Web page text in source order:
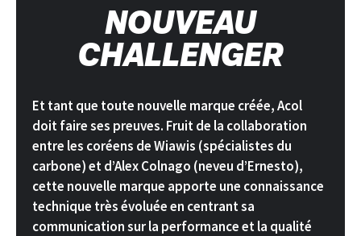
NOUVEAU
CHALLENGER
Et tant que toute nouvelle marque créée, Acol
doit faire ses preuves. Fruit de la collaboration
entre les coréens de Wiawis (spécialistes du
carbone) et d’Alex Colnago (neveu d’Ernesto),
cette nouvelle marque apporte une connaissance
technique très évoluée en centrant sa
communication sur la performance et la qualité